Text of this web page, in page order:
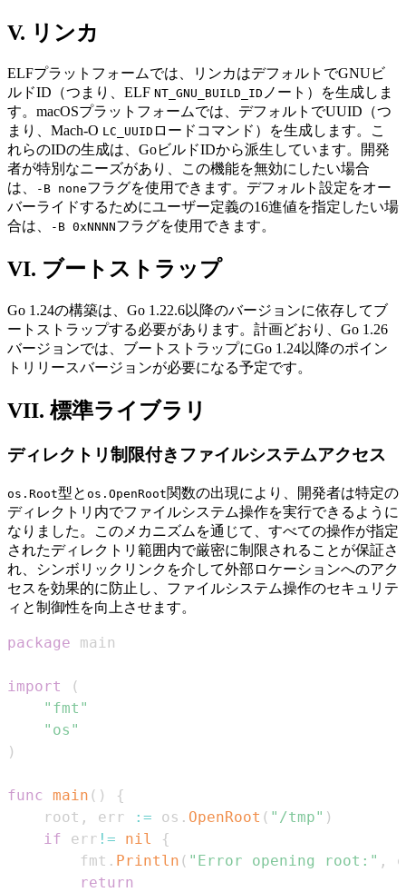
V. リンカ
ELFプラットフォームでは、リンカはデフォルトでGNUビ
ルドID（つまり、ELF NT_GNU_BUILD_ID ノート）を生成しま
す。macOSプラットフォームでは、デフォルトでUUID（つ
まり、Mach-O LC_UUID ロードコマンド）を生成します。こ
れらのIDの生成は、GoビルドIDから派生しています。開発
者が特別なニーズがあり、この機能を無効にしたい場合
は、
-B noneフラグを使用できます。デフォルト設定をオー
バーライドするためにユーザー定義の16進値を指定したい場
合は、
-B 0xNNNNフラグを使用できます。
VI. ブートストラップ
Go 1.24の構築は、Go 1.22.6以降のバージョンに依存してブ
ートストラップする必要があります。計画どおり、Go 1.26
バージョンでは、ブートストラップにGo 1.24以降のポイン
トリリースバージョンが必要になる予定です。
VII. 標準ライブラリ
ディレクトリ制限付きファイルシステムアクセス
os.Root型と os.OpenRoot関数の出現により、開発者は特定の
ディレクトリ内でファイルシステム操作を実行できるように
なりました。このメカニズムを通じて、すべての操作が指定
されたディレクトリ範囲内で厳密に制限されることが保証さ
れ、シンボリックリンクを介して外部ロケーションへのアク
セスを効果的に防止し、ファイルシステム操作のセキュリテ
ィと制御性を向上させます。
package
import
(
"fmt"
"os"
)
func main ( )
{
    root
, err := os . OpenRoot ( "/tmp" )
if err != nil
{
        fmt
. Println ( "Error opening root:" ,
return